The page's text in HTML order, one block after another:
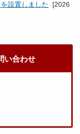
設置しました [2026
い合わせ